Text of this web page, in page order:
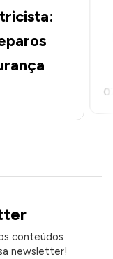
conteúdos
newsletter!